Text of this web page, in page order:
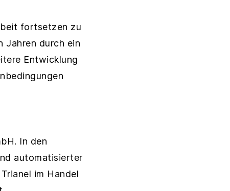
fortsetzen zu
Jahren durch ein
Entwicklung
In den
automatisierter
im Handel